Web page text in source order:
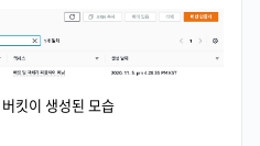
킷이 생성된 모습